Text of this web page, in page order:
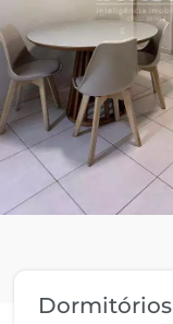
Dormitórios